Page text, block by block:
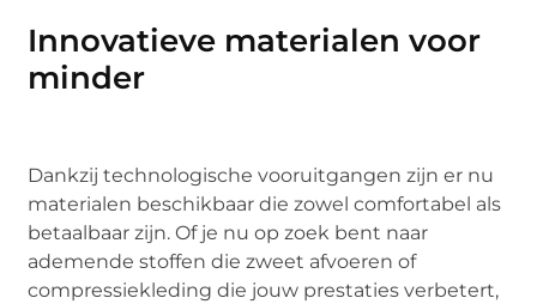
Innovatieve materialen voor
minder
Dankzij technologische vooruitgangen zijn er nu
materialen beschikbaar die zowel comfortabel als
betaalbaar zijn. Of je nu op zoek bent naar
ademende stoffen die zweet afvoeren of
compressiekleding die jouw prestaties verbetert,